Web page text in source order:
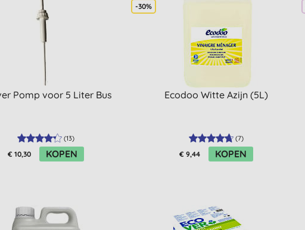
Pomp voor 5 Liter Bus
(13)
€ 10,30 KOPEN
-30%
Ecodoo Witte Azijn (5L)
(7)
€ 9,44 KOPEN